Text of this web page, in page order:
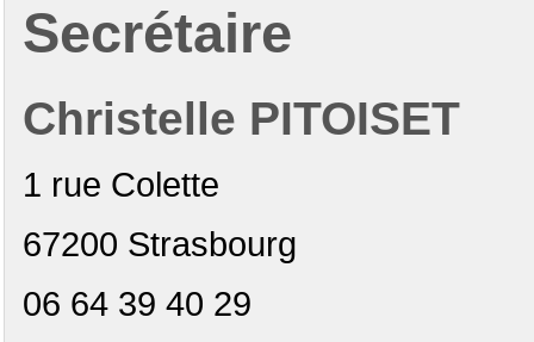
Secrétaire
Christelle PITOISET
1 rue Colette
67200 Strasbourg
06 64 39 40 29